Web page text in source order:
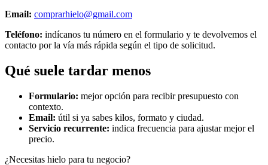
Email: comprarhielo@gmail.com
Teléfono: indícanos tu número en el formulario y te devolvemos el
contacto por la vía más rápida según el tipo de solicitud.
Qué suele tardar menos
Formulario: mejor opción para recibir presupuesto con
contexto.
Email: útil si ya sabes kilos, formato y ciudad.
Servicio recurrente: indica frecuencia para ajustar mejor el
precio.
¿Necesitas hielo para tu negocio?